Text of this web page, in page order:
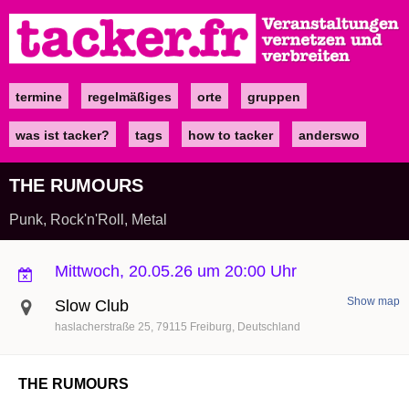
zum
Inhalt
Maintermine regelmäßiges orte gruppen
was ist tacker? tags how to tacker anderswo
THE RUMOURS
Punk, Rock'n'Roll, Metal
Mittwoch, 20.05.26 um 20:00 Uhr
Slow Club
haslacherstraße 25 79115 Freiburg Deutschland
Show map
THE RUMOURS